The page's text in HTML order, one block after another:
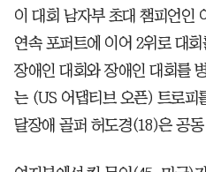
이 대회 남자부 초대 챔피언인
연속 포퍼트에 이어 2위로 대
장애인 대회와 장애인 대회를
는 (US 어댑티브 오픈) 트로피
달장애 골퍼 허도경(18)은 공